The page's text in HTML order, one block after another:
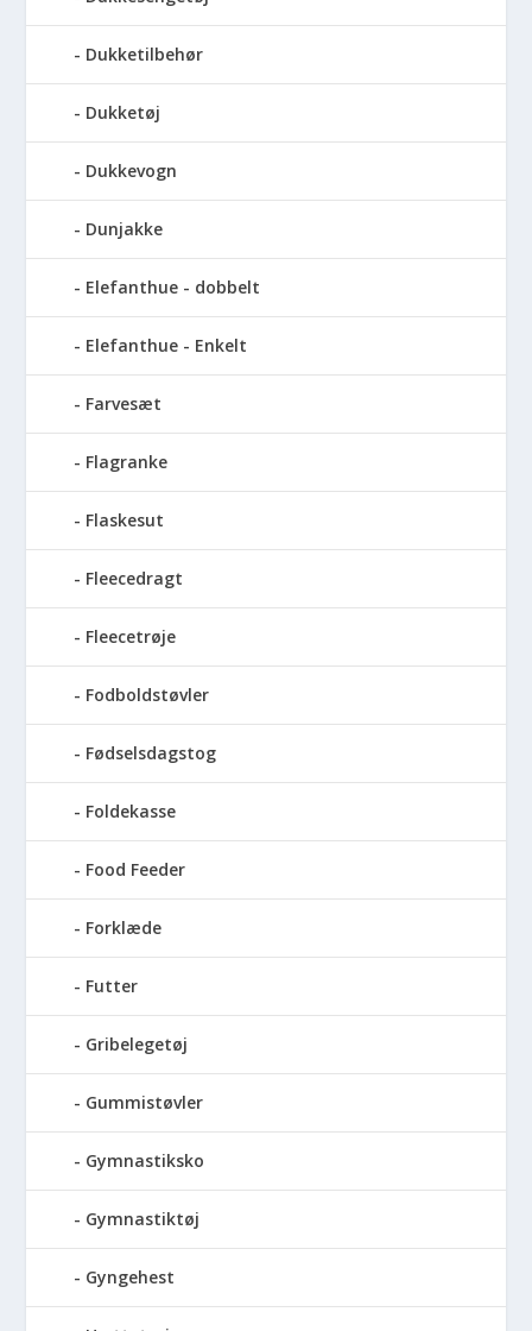
Dukketilbehør
Dukketøj
Dukkevogn
Dunjakke
Elefanthue - dobbelt
Elefanthue - Enkelt
Farvesæt
Flagranke
Flaskesut
Fleecedragt
Fleecetrøje
Fodboldstøvler
Fødselsdagstog
Foldekasse
Food Feeder
Forklæde
Futter
Gribelegetøj
Gummistøvler
Gymnastiksko
Gymnastiktøj
Gyngehest